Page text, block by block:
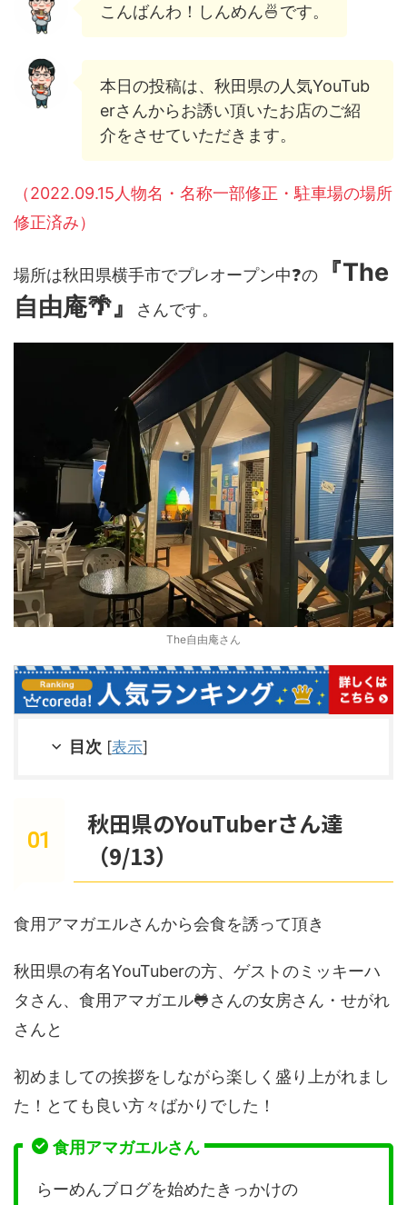
こんばんわ！しんめん🍜です。
本日の投稿は、秋田県の人気YouTub
erさんからお誘い頂いたお店のご紹
介をさせていただきます。
（2022.09.15人物名・名称一部修正・駐車場の場所
修正済み）
場所は秋田県横手市でプレオープン中❓の
『The
自由庵🌴』
さんです。
The自由庵さん
目次 [表示]
秋田県のYouTuberさん達
（9/13）
食用アマガエルさんから会食を誘って頂き
秋田県の有名YouTuberの方、ゲストのミッキーハ
タさん、食用アマガエル🐸さんの女房さん・せがれ
さんと
初めましての挨拶をしながら楽しく盛り上がれまし
た！とても良い方々ばかりでした！
食用アマガエルさん
らーめんブログを始めたきっかけの